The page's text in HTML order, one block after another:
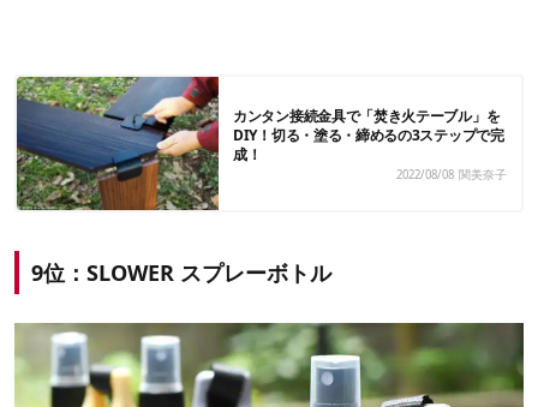
カンタン接続金具で「焚き火テーブル」を
DIY！切る・塗る・締めるの3ステップで完
成！
2022/08/08 関美奈子
9位：SLOWER スプレーボトル